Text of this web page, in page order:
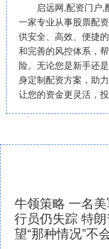
启远网,配资门户
一家专业从事股票配
供安全、高效、便捷
和完善的风控体系，
险。无论您是新手还
身定制配资方案，助
让您的资金更灵活，
牛领策略 一名
行员仍失踪 特
望“那种情况”不